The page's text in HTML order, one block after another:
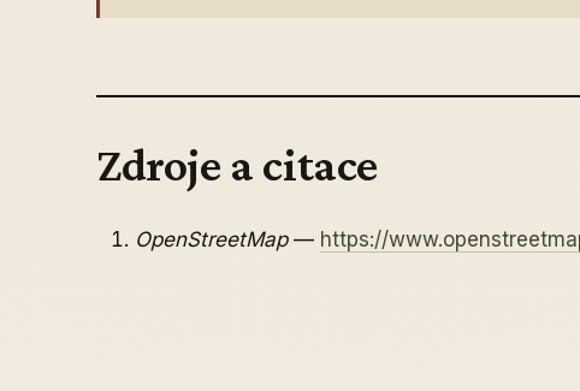
Zdroje a citace
OpenStreetMap— https://